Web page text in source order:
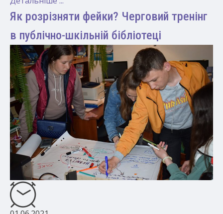
Як розрізняти фейки? Черговий тренінг
в публічно-шкільній бібліотеці